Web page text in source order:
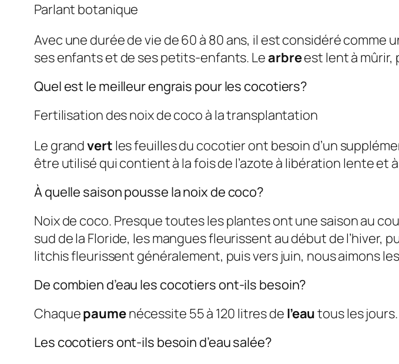
Parlant botanique
Avec une durée de vie de 60 à 80 ans, il est considéré comme
ses enfants et de ses petits-enfants. Learbreest lent à mûrir,
Quel est le meilleur engrais pour les cocotiers?
Fertilisation des noix de coco à la transplantation
Le grandvert les feuilles du cocotier ont besoin d’un
être utilisé qui contient à la fois de l’azote à libération lente et
À quelle saison pousse la noix de coco?
Noix de coco. Presque toutes les plantes ont une saison au
sud de la Floride, les mangues fleurissent au début de l’hiver,
litchis fleurissent généralement, puis vers juin, nous aimons
De combien d’eau les cocotiers ont-ils besoin?
Chaquepaumenécessite 55 à 120 litres de l’eautous les jours.
Les cocotiers ont-ils besoin d’eau salée?